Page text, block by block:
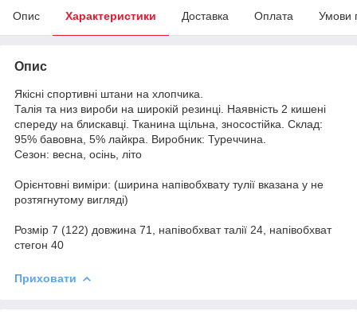
Опис Характеристики Доставка Оплата Умови
Опис
Якісні спортивні штани на хлопчика.
Талія та низ вироби на широкій резинці. Наявність 2 кишені
спереду на блискавці. Тканина щільна, зносостійка. Склад:
95% бавовна, 5% лайкра. Виробник: Туреччина.
Сезон: весна, осінь, літо
Орієнтовні виміри: (ширина напівобхвату тулії вказана у не
розтягнутому вигляді)
Розмір 7 (122) довжина 71, напівобхват талії 24, напівобхват
стегон 40
Приховати